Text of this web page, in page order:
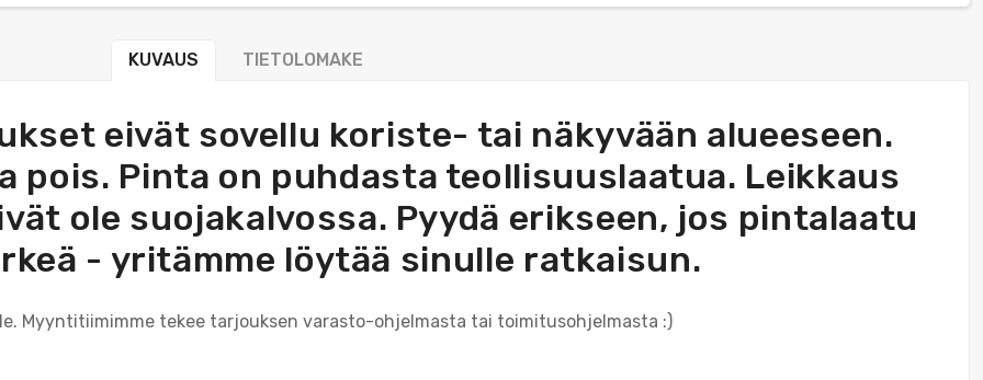
KUVAUS TIETOLOMAKE
eivät sovellu koriste- tai näkyvään alueeseen.
pois. Pinta on puhdasta teollisuuslaatua. Leikkaus
ole suojakalvossa. Pyydä erikseen, jos pintalaatu
- yritämme löytää sinulle ratkaisun.
Myyntitiimimme tekee tarjouksen varasto-ohjelmasta tai toimitusohjelmasta :)